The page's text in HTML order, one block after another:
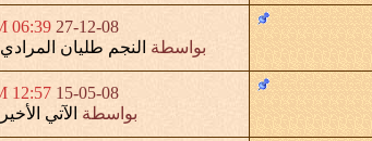
27-12-08
06:39 PM
بواسطة النجم طليان المرادي
15-05-08
12:57 PM
بواسطة الآتي الأخير